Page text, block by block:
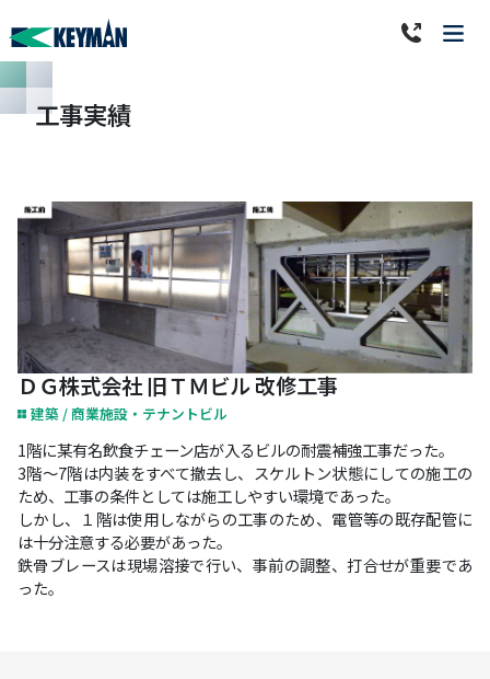
工事実績
ＤＧ株式会社 旧ＴＭビル 改修工事
建築 / 商業施設・テナントビル
1階に某有名飲食チェーン店が入るビルの耐震補強工事だった。
3階～7階は内装をすべて撤去し、スケルトン状態にしての施工の
ため、工事の条件としては施工しやすい環境であった。
しかし、１階は使用しながらの工事のため、電管等の既存配管に
は十分注意する必要があった。
鉄骨ブレースは現場溶接で行い、事前の調整、打合せが重要であ
った。